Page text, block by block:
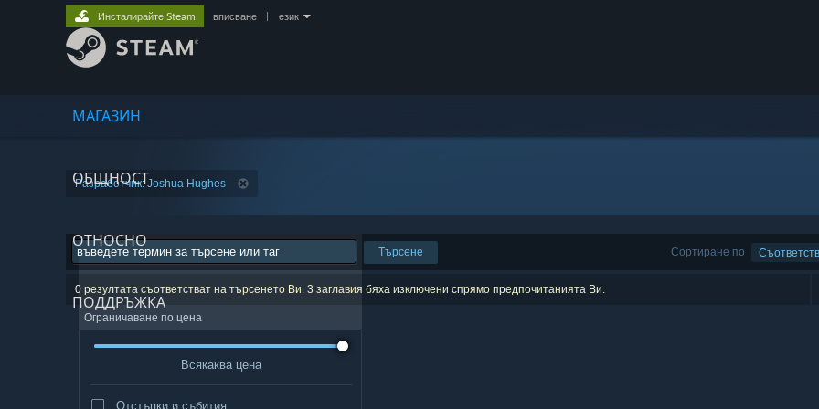
МАГАЗИН
ОБЩНОСТ
ОТНОСНО
ПОДДРЪЖКА
Инсталирайте Steam вписване език
Разработчик: Joshua Hughes
Сортиране по
Търсене
0 резултата съответстват на търсенето Ви. 3 заглавия бяха изключени спрямо предпочитанията Ви.
Ограничаване по цена
Всякаква цена
Отстъпки и събития